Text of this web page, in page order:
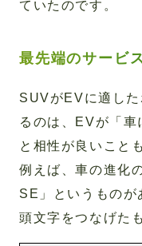
ていたのです。
最先端のサービ
SUVがEVに適し
るのは、EVが「車
と相性が良いこと
例えば、車の進化
SE」というもの
頭文字をつなげた